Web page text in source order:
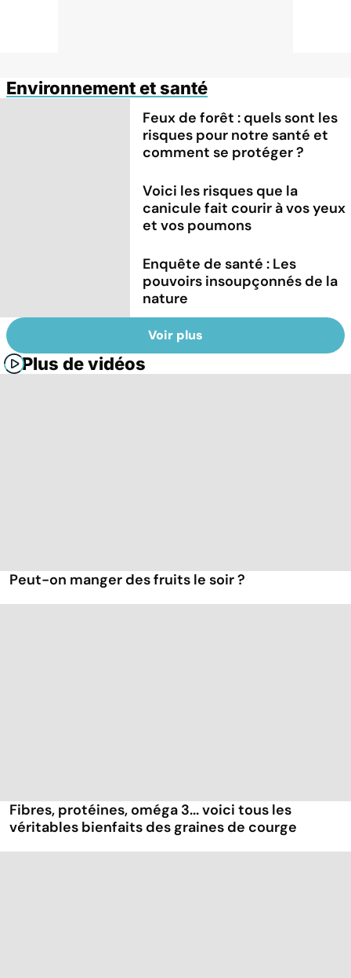
Environnement et santé
Feux de forêt : quels sont les
risques pour notre santé et
comment se protéger ?
Voici les risques que la
canicule fait courir à vos yeux
et vos poumons
Enquête de santé : Les
pouvoirs insoupçonnés de la
nature
Voir plus
Plus de vidéos
Peut-on manger des fruits le soir ?
Fibres, protéines, oméga 3... voici tous les
véritables bienfaits des graines de courge